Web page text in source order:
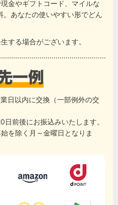
金やギフトコード、マイルな
。あなたの使いやすい形でどん
する場合がございます。
日以内に交換（一部例外の交
前後にお振込みいたします。
を除く月～金曜日となりま